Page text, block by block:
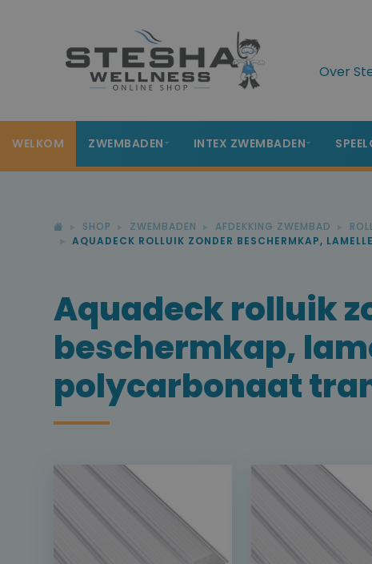
Over
WELKOM ZWEMBADEN INTEX ZWEMBADEN
SHOP ZWEMBADEN AFDEKKING ZWEMBAD
AQUADECK ROLLUIK ZONDER BESCHERMKAP,
Aquadeck rolluik
beschermkap,
polycarbonaat